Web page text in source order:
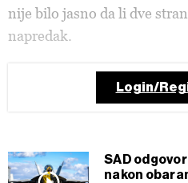
nije bilo jasno da li dve
napredak.
Login/
SAD
nakon